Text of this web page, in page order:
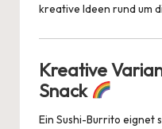
kreative Ideen rund um
Kreative
Snack
Ein Sushi-Burrito eignet